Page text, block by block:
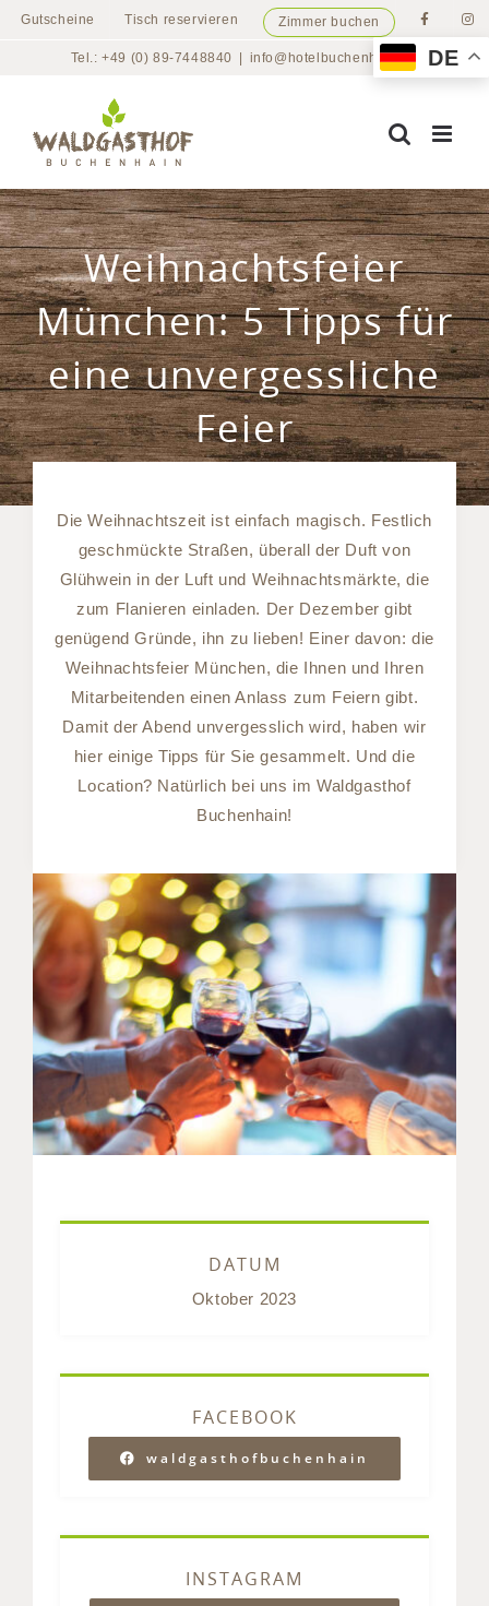
ZumGutscheine Tisch reservieren Zimmer buchen
Tel.: +49 (0) 89-7448840 info@hotelbuchenhain.de
Weihnachtsfeier
München: 5 Tipps für
eine unvergessliche
Feier
Die Weihnachtszeit ist einfach magisch. Festlich
geschmückte Straßen, überall der Duft von
Glühwein in der Luft und Weihnachtsmärkte, die
zum Flanieren einladen. Der Dezember gibt
genügend Gründe, ihn zu lieben! Einer davon: die
Weihnachtsfeier München, die Ihnen und Ihren
Mitarbeitenden einen Anlass zum Feiern gibt.
Damit der Abend unvergesslich wird, haben wir
hier einige Tipps für Sie gesammelt. Und die
Location? Natürlich bei uns im Waldgasthof
Buchenhain!
DATUM
Oktober 2023
FACEBOOK
waldgasthofbuchenhain
INSTAGRAM
DE